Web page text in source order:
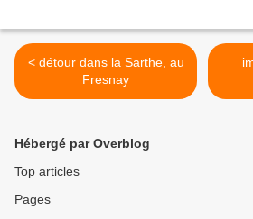
< détour dans la Sarthe, au
Fresnay
Hébergé par Overblog
Top articles
Pages